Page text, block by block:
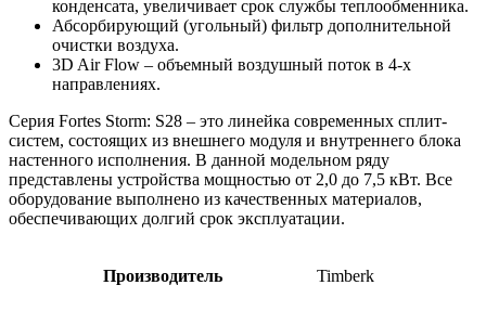
конденсата, увеличивает срок службы теплообменника.
Абсорбирующий (угольный) фильтр дополнительной
очистки воздуха.
3D Air Flow – объемный воздушный поток в 4-х
направлениях.
Серия Fortes Storm: S28 – это линейка современных сплит-
систем, состоящих из внешнего модуля и внутреннего блока
настенного исполнения. В данной модельном ряду
представлены устройства мощностью от 2,0 до 7,5 кВт. Все
оборудование выполнено из качественных материалов,
обеспечивающих долгий срок эксплуатации.
Производитель Timberk